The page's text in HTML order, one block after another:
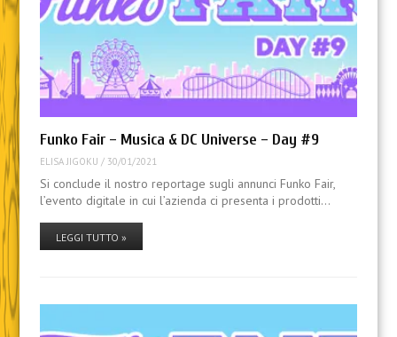
Funko Fair – Musica & DC Universe – Day #9
ELISA JIGOKU / 30/01/2021
Si conclude il nostro reportage sugli annunci Funko Fair,
l’evento digitale in cui l’azienda ci presenta i prodotti…
LEGGI TUTTO »